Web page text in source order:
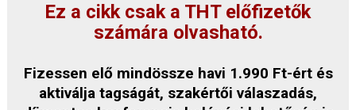
Ez a cikk csak a THT előfizetők
számára olvasható.
Fizessen elő mindössze havi 1.990 Ft-ért és
aktiválja tagságát, szakértői válaszadás,